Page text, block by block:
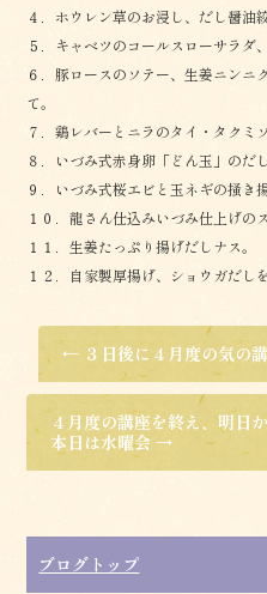
４．ホウレン草のお浸し、だし醤油
５．キャベツのコールスローサラダ
６．豚ロースのソテー、生姜ニンニ
て。
７．鶏レバーとニラのタイ・タクミ
８．いづみ式赤身卵「どん玉」のだし
９．いづみ式桜エビと玉ネギの掻き
１０．龍さん仕込みいづみ仕上げの
１１．生姜たっぷり揚げだしナス。
１２．自家製厚揚げ、ショウガだし
← ３日後に４月度の気の
４月度の講座を終え、明日
本日は水曜会→
ブログトップ